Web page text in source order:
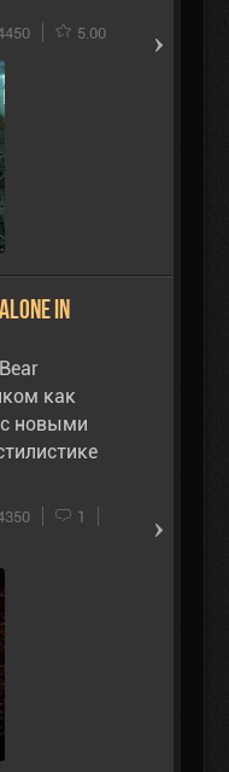
5.00
In
как
новыми
1